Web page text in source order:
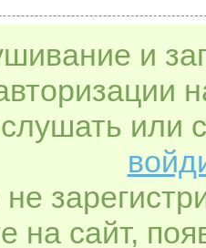
и
или
на сайт,